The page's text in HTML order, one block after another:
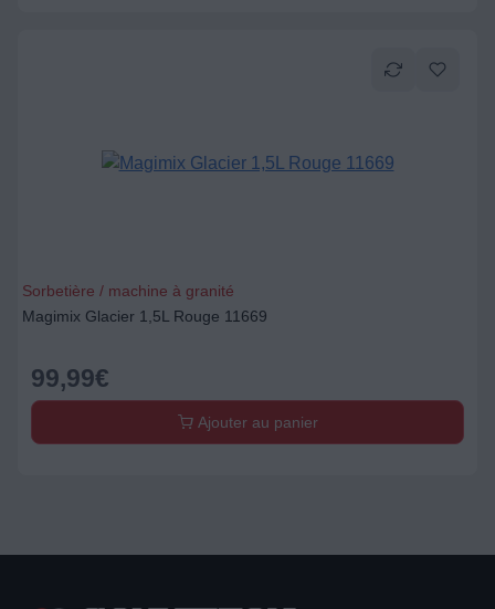
Sorbetière / machine à granité
Magimix Glacier 1,5L Rouge 11669
99,99€
Ajouter au panier